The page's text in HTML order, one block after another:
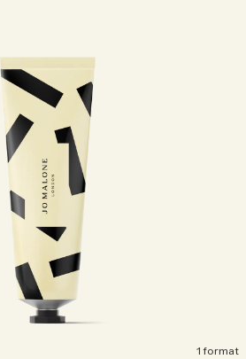
1 format